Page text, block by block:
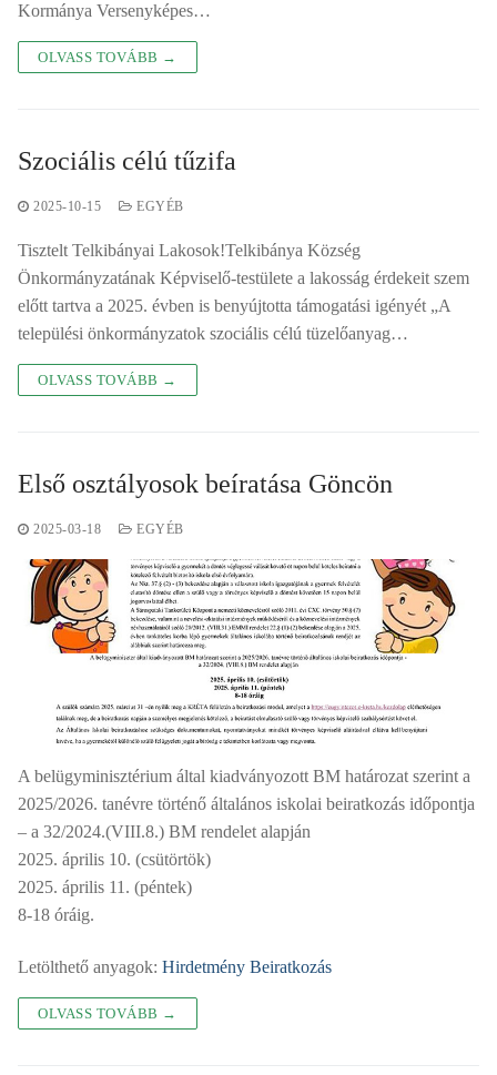
Kormánya Versenyképes…
OLVASS TOVÁBB →
Szociális célú tűzifa
2025-10-15 EGYÉB
Tisztelt Telkibányai Lakosok!Telkibánya Község
Önkormányzatának Képviselő-testülete a lakosság érdekeit szem
előtt tartva a 2025. évben is benyújtotta támogatási igényét „A
települési önkormányzatok szociális célú tüzelőanyag…
OLVASS TOVÁBB →
Első osztályosok beíratása Göncön
2025-03-18 EGYÉB
A belügyminisztérium által kiadványozott BM határozat szerint a
2025/2026. tanévre történő általános iskolai beiratkozás időpontja
– a 32/2024.(VIII.8.) BM rendelet alapján
2025. április 10. (csütörtök)
2025. április 11. (péntek)
8-18 óráig.
Letölthető anyagok: Hirdetmény Beiratkozás
OLVASS TOVÁBB →